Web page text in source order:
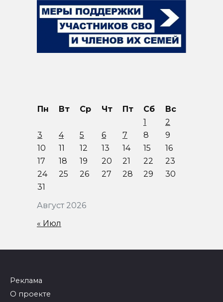
Август 2026
Пн Вт Ср Чт Пт Сб
Вс
1
2
3
4 5 6 7 8
9
10
11 12 13 14 15
16
17
18 19 20 21 22
23
24
25 26 27 28 29
30
31
« Июл
Реклама
О проекте